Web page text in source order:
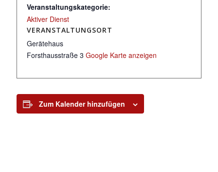
Veranstaltungskategorie:
Aktiver Dienst
VERANSTALTUNGSORT
Gerätehaus
Forsthausstraße 3 Google Karte anzeigen
Zum Kalender hinzufügen